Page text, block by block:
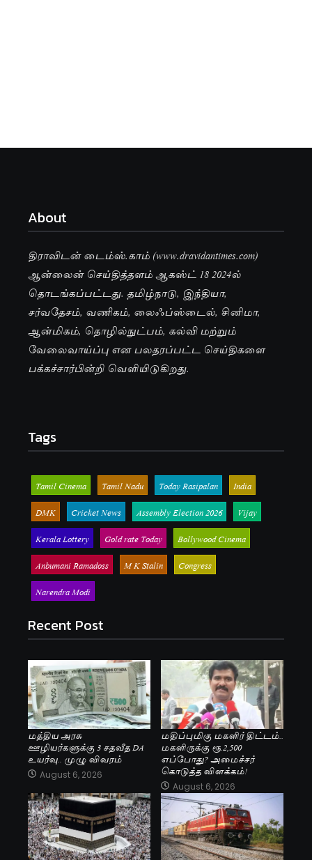
About
திராவிடன் டைம்ஸ்.காம் (www.dravidantimes.com)
ஆன்லைன் செய்தித்தளம் ஆகஸ்ட் 18 2024ல்
தொடங்கப்பட்டது. தமிழ்நாடு, இந்தியா,
சர்வதேசம், வணிகம், லைஃப்ஸ்டைல், சினிமா,
ஆன்மிகம், தொழில்நுட்பம், கல்வி மற்றும்
வேலைவாய்ப்பு என பலதரப்பட்ட செய்திகளை
பக்கச்சார்பின்றி வெளியிடுகிறது.
Tags
Tamil Cinema Tamil Nadu Today Rasipalan
India
DMK
Cricket News Assembly Election 2026
Vijay
Kerala Lottery
Gold rate Today
Bollywood Cinema
Anbumani Ramadoss
M K Stalin
Congress
Narendra Modi
Recent Post
மத்திய அரசு
ஊழியர்களுக்கு 3 சதவீத DA
உயர்வு.. முழு விவரம்
August 6, 2026
மதிப்புமிகு மகளிர் திட்டம்..
மகளிருக்கு ரூ.2,500
எப்போது? அமைச்சர்
கொடுத்த விளக்கம்!
August 6, 2026